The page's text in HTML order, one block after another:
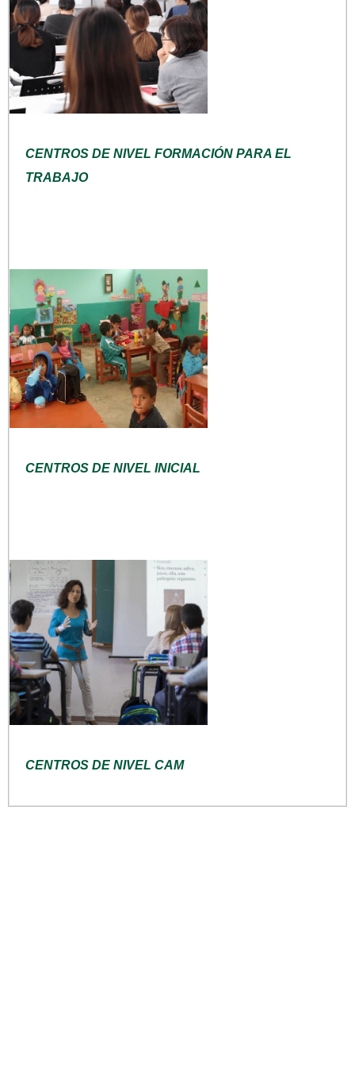
CENTROS DE NIVEL FORMACIÓN PARA EL
TRABAJO
CENTROS DE NIVEL INICIAL
CENTROS DE NIVEL CAM